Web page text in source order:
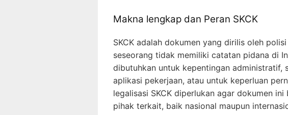
Makna lengkap dan Peran SKCK
SKCK adalah dokumen yang dirilis oleh
seseorang tidak memiliki catatan pidana di
dibutuhkan untuk kepentingan administratif,
aplikasi pekerjaan, atau untuk keperluan
legalisasi SKCK diperlukan agar dokumen
pihak terkait, baik nasional maupun